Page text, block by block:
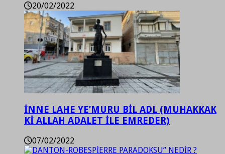
20/02/2022
İNNE LAHE YE’MURU BİL ADL (MUHAKKAK
Kİ ALLAH ADALET İLE EMREDER)
07/02/2022